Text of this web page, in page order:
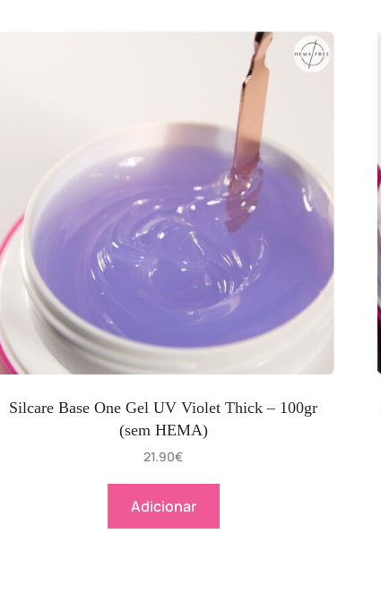
Silcare Base One Gel UV Violet Thick – 100gr
(sem HEMA)
21.90€
Adicionar